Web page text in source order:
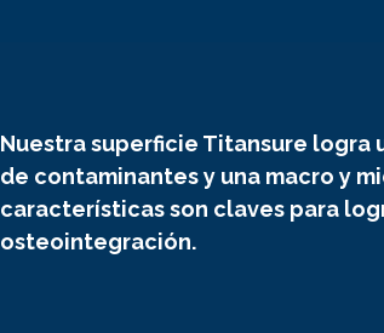
Nuestra superficie Titansure
de contaminantes y una macro y
características son claves para
osteointegración.